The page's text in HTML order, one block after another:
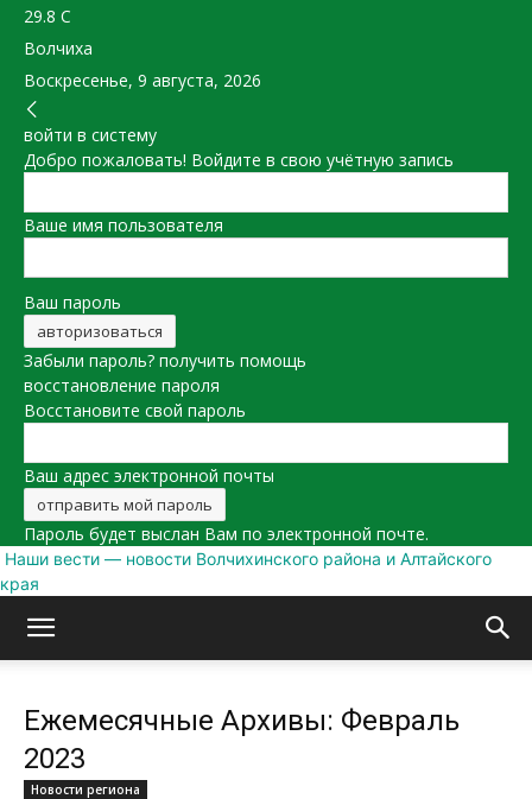
29.8 C
Волчиха
Воскресенье, 9 августа, 2026
войти в систему
Добро пожаловать! Войдите в свою учётную запись
Ваше имя пользователя
Ваш пароль
Забыли пароль? получить помощь
восстановление пароля
Восстановите свой пароль
Ваш адрес электронной почты
Пароль будет выслан Вам по электронной почте.
Наши вести — новости Волчихинского района и Алтайского
края
Ежемесячные Архивы: Февраль
2023
Новости региона